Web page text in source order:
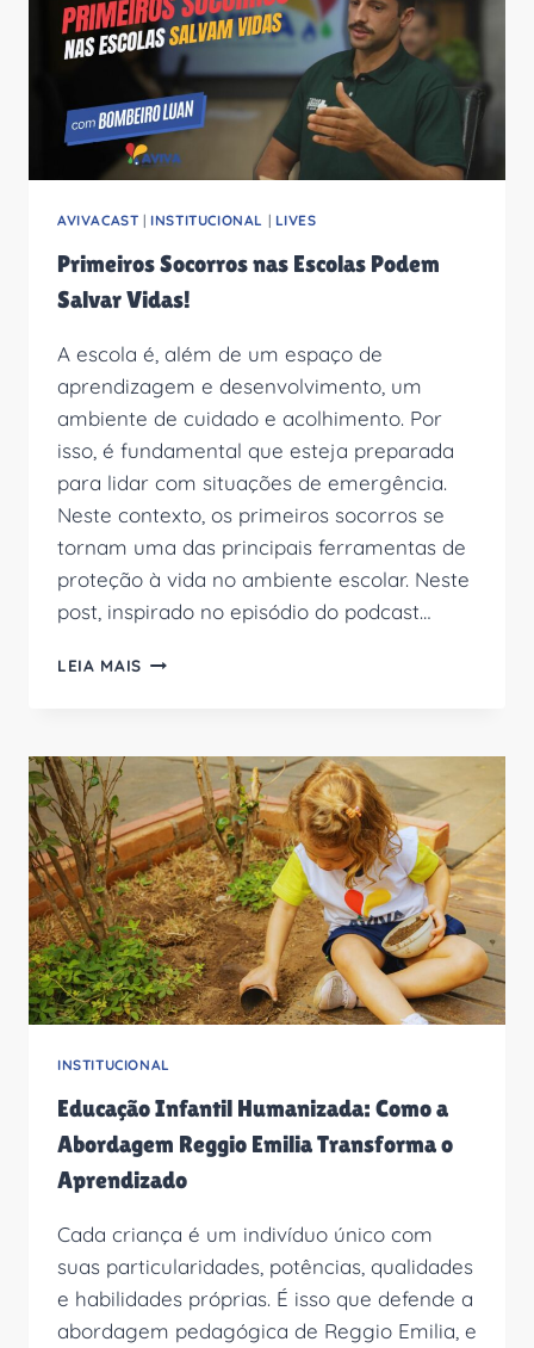
AVIVACAST | INSTITUCIONAL | LIVES
Primeiros Socorros nas Escolas Podem
Salvar Vidas!
A escola é, além de um espaço de
aprendizagem e desenvolvimento, um
ambiente de cuidado e acolhimento. Por
isso, é fundamental que esteja preparada
para lidar com situações de emergência.
Neste contexto, os primeiros socorros se
tornam uma das principais ferramentas de
proteção à vida no ambiente escolar. Neste
post, inspirado no episódio do podcast…
LEIA MAIS PRIMEIROS
PODEM
SALVAR
VIDAS!
INSTITUCIONAL
Educação Infantil Humanizada: Como a
Abordagem Reggio Emilia Transforma o
Aprendizado
Cada criança é um indivíduo único com
suas particularidades, potências, qualidades
e habilidades próprias. É isso que defende a
abordagem pedagógica de Reggio Emilia, e